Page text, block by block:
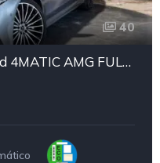
40
MERCEDES-BENZ CLS 300d 4MATIC AMG FULL 265CV